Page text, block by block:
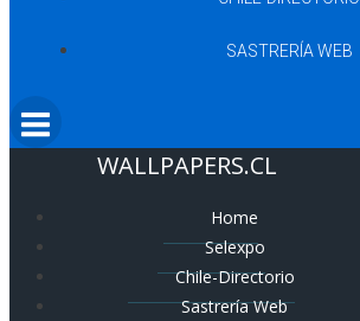
SASTRERÍA WEB
WALLPAPERS.CL
Home
Selexpo
Chile-Directorio
Sastrería Web